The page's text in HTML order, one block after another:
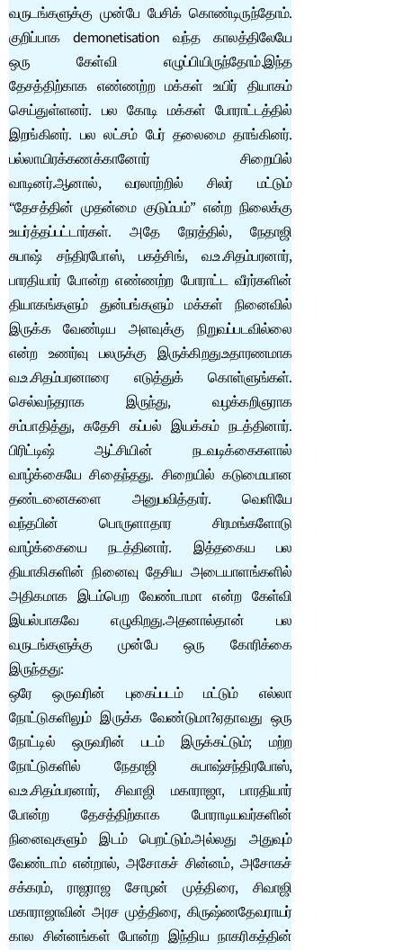
வருடங்களுக்கு முன்பே பேசிக் கொண்டிருந்தோம்.
குறிப்பாக demonetisation வந்த காலத்திலேயே
ஒரு கேள்வி எழுப்பியிருந்தோம்.இந்த
தேசத்திற்காக எண்ணற்ற மக்கள் உயிர் தியாகம்
செய்துள்ளனர். பல கோடி மக்கள் போராட்டத்தில்
இறங்கினர். பல லட்சம் பேர் தலைமை தாங்கினர்.
பல்லாயிரக்கணக்கானோர் சிறையில்
வாடினர்.ஆனால், வரலாற்றில் சிலர் மட்டும்
“தேசத்தின் முதன்மை குடும்பம்” என்ற நிலைக்கு
உயர்த்தப்பட்டார்கள். அதே நேரத்தில், நேதாஜி
சுபாஷ் சந்திரபோஸ், பகத்சிங், வ.உ.சிதம்பரனார்,
பாரதியார் போன்ற எண்ணற்ற போராட்ட வீரர்களின்
தியாகங்களும் துன்பங்களும் மக்கள் நினைவில்
இருக்க வேண்டிய அளவுக்கு நிறுவப்படவில்லை
என்ற உணர்வு பலருக்கு இருக்கிறது.உதாரணமாக
வ.உ.சிதம்பரனாரை எடுத்துக் கொள்ளுங்கள்.
செல்வந்தராக இருந்து, வழக்கறிஞராக
சம்பாதித்து, சுதேசி கப்பல் இயக்கம் நடத்தினார்.
பிரிட்டிஷ் ஆட்சியின் நடவடிக்கைகளால்
வாழ்க்கையே சிதைந்தது. சிறையில் கடுமையான
தண்டனைகளை அனுபவித்தார். வெளியே
வந்தபின் பொருளாதார சிரமங்களோடு
வாழ்க்கையை நடத்தினார். இத்தகைய பல
தியாகிகளின் நினைவு தேசிய அடையாளங்களில்
அதிகமாக இடம்பெற வேண்டாமா என்ற கேள்வி
இயல்பாகவே எழுகிறது.அதனால்தான் பல
வருடங்களுக்கு முன்பே ஒரு கோரிக்கை
இருந்தது:
ஒரே ஒருவரின் புகைப்படம் மட்டும் எல்லா
நோட்டுகளிலும் இருக்க வேண்டுமா?ஏதாவது ஒரு
நோட்டில் ஒருவரின் படம் இருக்கட்டும்; மற்ற
நோட்டுகளில் நேதாஜி சுபாஷ்சந்திரபோஸ்,
வ.உ.சிதம்பரனார், சிவாஜி மகாராஜா, பாரதியார்
போன்ற தேசத்திற்காக போராடியவர்களின்
நினைவுகளும் இடம் பெறட்டும்.அல்லது அதுவும்
வேண்டாம் என்றால், அசோகச் சின்னம், அசோகச்
சக்கரம், ராஜராஜ சோழன் முத்திரை, சிவாஜி
மகாராஜாவின் அரச முத்திரை, கிருஷ்ணதேவராயர்
கால சின்னங்கள் போன்ற இந்திய நாகரிகத்தின்